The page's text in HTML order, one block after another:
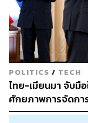
คงเป็นเรื่องที่ดีหา
สอนและสังคมอยู่ใ
นานาชาติ บางกอก
เพื่อให้เข้ากับยุคสมั
รักษาสิ่งแวดล้อมทั้
การจัดให้มีแปลงผัก
ด้วย และเพื่อเป็นก
เข้มแข็ง ปลายปีนี้แ
POLITICS / TECH
ไทย-เมียนมา จับมือ
ศักยภาพการจัดก